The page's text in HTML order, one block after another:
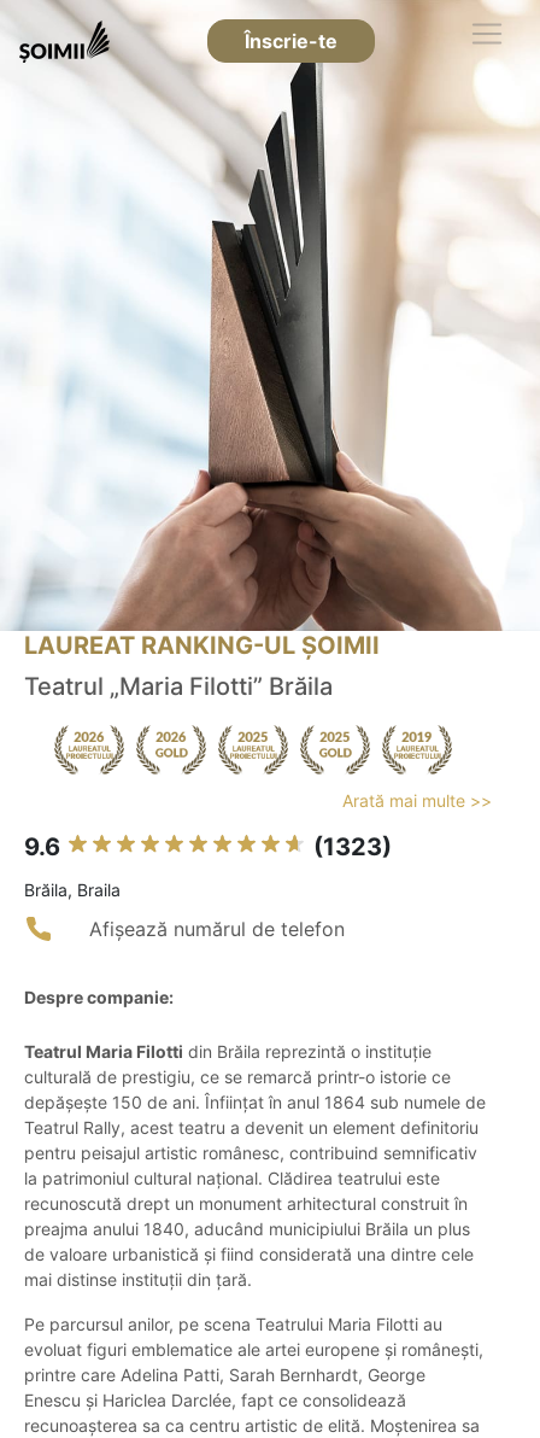
Înscrie-te
LAUREAT RANKING-UL ȘOIMII
Teatrul „Maria Filotti” Brăila
Arată mai multe >>
9.6 (1323)
Brăila, Braila
Afișează numărul de telefon
Despre companie:
Teatrul Maria Filotti din Brăila reprezintă o instituție
culturală de prestigiu, ce se remarcă printr-o istorie ce
depășește 150 de ani. Înființat în anul 1864 sub numele de
Teatrul Rally, acest teatru a devenit un element definitoriu
pentru peisajul artistic românesc, contribuind semnificativ
la patrimoniul cultural național. Clădirea teatrului este
recunoscută drept un monument arhitectural construit în
preajma anului 1840, aducând municipiului Brăila un plus
de valoare urbanistică și fiind considerată una dintre cele
mai distinse instituții din țară.
Pe parcursul anilor, pe scena Teatrului Maria Filotti au
evoluat figuri emblematice ale artei europene și românești,
printre care Adelina Patti, Sarah Bernhardt, George
Enescu și Hariclea Darclée, fapt ce consolidează
recunoașterea sa ca centru artistic de elită. Moștenirea sa